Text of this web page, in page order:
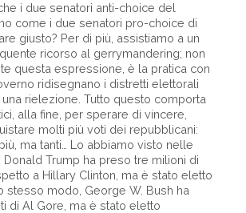
i due senatori anti-choice del
come i due senatori pro-choice di
giusto? Per di più, assistiamo a un
ricorso al gerrymandering; non
questa espressione, è la pratica con
ridisegnano i distretti elettorali
rielezione. Tutto questo comporta
alla fine, per sperare di vincere,
molti più voti dei repubblicani:
ma tanti… Lo abbiamo visto nelle
Trump ha preso tre milioni di
a Hillary Clinton, ma è stato eletto
stesso modo, George W. Bush ha
di Al Gore, ma è stato eletto